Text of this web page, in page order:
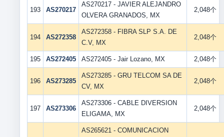
193 AS270217
AS270217 - JAVIER ALEJANDRO
OLVERA GRANADOS, MX
2,048个
194 AS272358
AS272358 - FIBRA SLP S.A. DE
C.V, MX
2,048个
195 AS272405 AS272405 - Jair Lozano, MX 2,048个
196 AS273285
AS273285 - GRU TELCOM SA DE
CV, MX
2,048个
197 AS273306
AS273306 - CABLE DIVERSION
ELIGAMA, MX
2,048个
AS265621 - COMUNICACION